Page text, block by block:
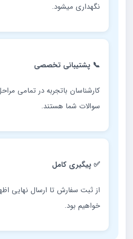
نگهداری میشود.
📞 پشتیبانی تخصصی
کارشناسان باتجربه در تمامی
سوالات شما هستند.
✅ پیگیری کامل
از ثبت سفارش تا ارسال نهایی
خواهیم بود.